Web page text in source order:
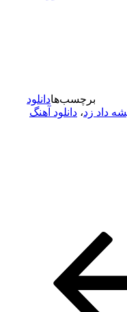
برچسب‌هادانلود
داد زد، دانلود آهنگ